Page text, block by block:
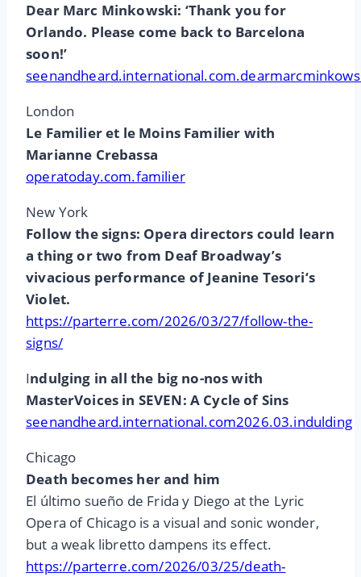
Dear Marc Minkowski: ‘Thank you for
Orlando. Please come back to Barcelona
soon!’
London
Le Familier et le Moins Familier with
Marianne Crebassa
operatoday.com.familier
New York
Follow the signs: Opera directors could learn
a thing or two from Deaf Broadway’s
vivacious performance of Jeanine Tesori‘s
Violet.
https://parterre.com/2026/03/27/follow-the-
signs/
Indulging in all the big no-nos with
MasterVoices in SEVEN: A Cycle of Sins
seenandheard.international.com2026.03.indulding
Chicago
Death becomes her and him
El último sueño de Frida y Diego at the Lyric
Opera of Chicago is a visual and sonic wonder,
but a weak libretto dampens its effect.
https://parterre.com/2026/03/25/death-